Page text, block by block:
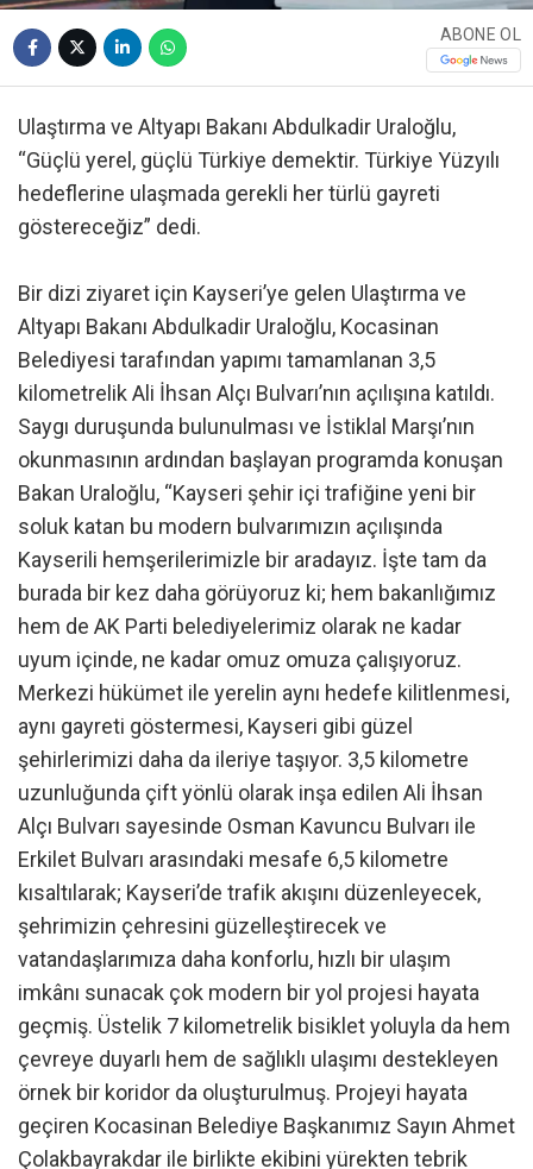
ABONE OL
Ulaştırma ve Altyapı Bakanı Abdulkadir Uraloğlu,
“Güçlü yerel, güçlü Türkiye demektir. Türkiye Yüzyılı
hedeflerine ulaşmada gerekli her türlü gayreti
göstereceğiz” dedi.
Bir dizi ziyaret için Kayseri’ye gelen Ulaştırma ve
Altyapı Bakanı Abdulkadir Uraloğlu, Kocasinan
Belediyesi tarafından yapımı tamamlanan 3,5
kilometrelik Ali İhsan Alçı Bulvarı’nın açılışına katıldı.
Saygı duruşunda bulunulması ve İstiklal Marşı’nın
okunmasının ardından başlayan programda konuşan
Bakan Uraloğlu, “Kayseri şehir içi trafiğine yeni bir
soluk katan bu modern bulvarımızın açılışında
Kayserili hemşerilerimizle bir aradayız. İşte tam da
burada bir kez daha görüyoruz ki; hem bakanlığımız
hem de AK Parti belediyelerimiz olarak ne kadar
uyum içinde, ne kadar omuz omuza çalışıyoruz.
Merkezi hükümet ile yerelin aynı hedefe kilitlenmesi,
aynı gayreti göstermesi, Kayseri gibi güzel
şehirlerimizi daha da ileriye taşıyor. 3,5 kilometre
uzunluğunda çift yönlü olarak inşa edilen Ali İhsan
Alçı Bulvarı sayesinde Osman Kavuncu Bulvarı ile
Erkilet Bulvarı arasındaki mesafe 6,5 kilometre
kısaltılarak; Kayseri’de trafik akışını düzenleyecek,
şehrimizin çehresini güzelleştirecek ve
vatandaşlarımıza daha konforlu, hızlı bir ulaşım
imkânı sunacak çok modern bir yol projesi hayata
geçmiş. Üstelik 7 kilometrelik bisiklet yoluyla da hem
çevreye duyarlı hem de sağlıklı ulaşımı destekleyen
örnek bir koridor da oluşturulmuş. Projeyi hayata
geçiren Kocasinan Belediye Başkanımız Sayın Ahmet
Çolakbayrakdar ile birlikte ekibini yürekten tebrik